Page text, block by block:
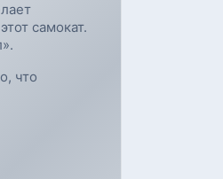
самокат.
что